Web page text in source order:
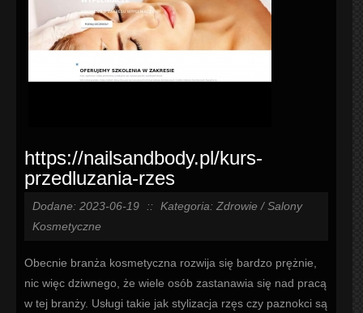
https://nailsandbody.pl/kurs-
przedluzania-rzes
Dodane: 2023-06-19 ::
Kategoria: Zdrowie / Salony
Kosmetyczne
Obecnie branża kosmetyczna rozwija się bardzo prężnie,
nic więc dziwnego, że wiele osób zastanawia się nad pracą
w tej branży. Usługi takie jak stylizacja rzęs czy paznokci są